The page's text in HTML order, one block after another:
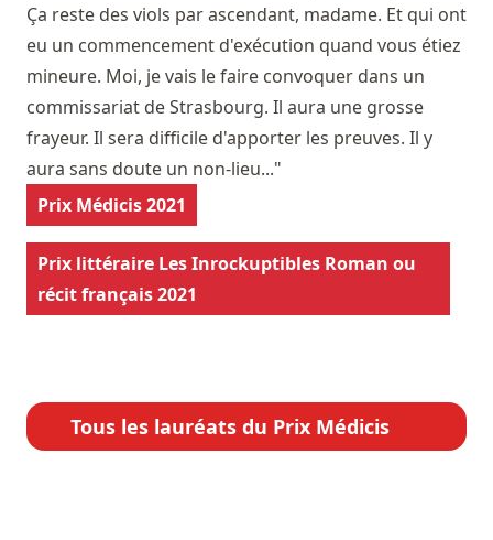
Ça reste des viols par ascendant, madame. Et qui ont
eu un commencement d'exécution quand vous étiez
mineure. Moi, je vais le faire convoquer dans un
commissariat de Strasbourg. Il aura une grosse
frayeur. Il sera difficile d'apporter les preuves. Il y
aura sans doute un non-lieu..."
Prix Médicis 2021
Prix littéraire Les Inrockuptibles Roman ou
récit français 2021
Tous les lauréats du Prix Médicis